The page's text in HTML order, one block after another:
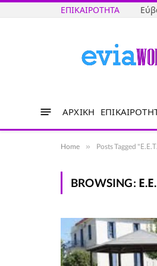
ΕΠΙΚΑΙΡΌΤΗΤΑ
ΑΡΧΙΚΉ
Home » Posts Tagged
BROWSING: